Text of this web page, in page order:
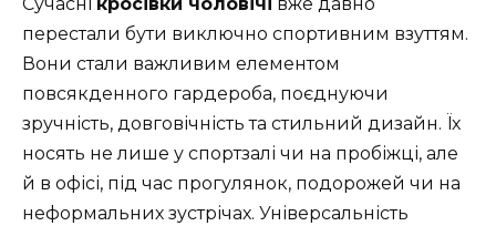
перестали бути виключно спортивним взуттям.
Вони стали важливим елементом
повсякденного гардероба, поєднуючи
зручність, довговічність та стильний дизайн. Їх
носять не лише у спортзалі чи на пробіжці, але
й в офісі, під час прогулянок, подорожей чи на
неформальних зустрічах. Універсальність